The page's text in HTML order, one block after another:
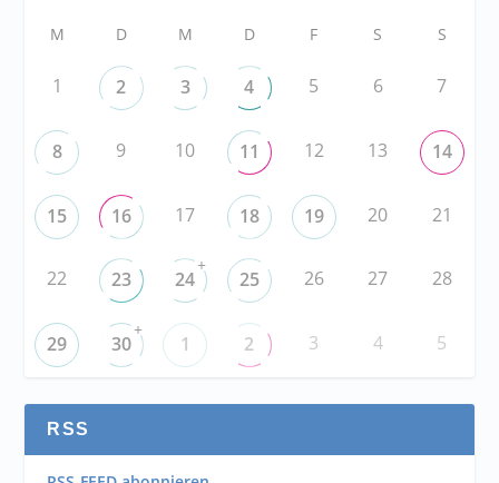
M D M D F S S
1 2 3 4 5 6 7
8 9 10 11 12 13 14
15 16 17 18 19 20 21
22 23 24
+
25 26 27 28
29 30
+
1 2 3 4 5
RSS